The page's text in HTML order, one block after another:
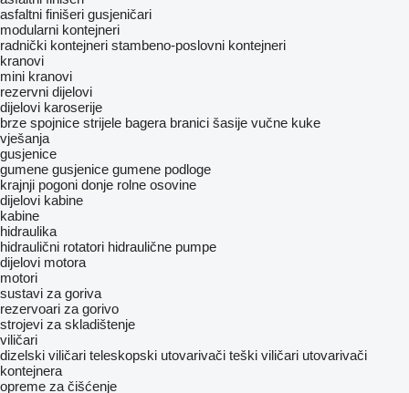
asfaltni finišeri gusjeničari
modularni kontejneri
radnički kontejneri stambeno-poslovni kontejneri
kranovi
mini kranovi
rezervni dijelovi
dijelovi karoserije
brze spojnice strijele bagera branici šasije vučne kuke
vješanja
gusjenice
gumene gusjenice gumenе podlogе
krajnji pogoni donje rolne osovine
dijelovi kabine
kabine
hidraulika
hidraulični rotatori hidraulične pumpe
dijelovi motora
motori
sustavi za goriva
rezervoari za gorivo
strojevi za skladištenje
viličari
dizelski viličari teleskopski utovarivači teški viličari utovarivači
kontejnera
opreme za čišćenje